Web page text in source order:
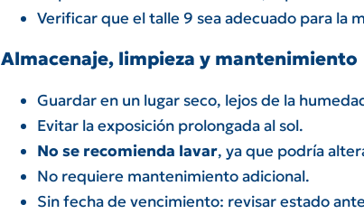
Verificar que el talle 9 sea adecuado para la
Almacenaje, limpieza y mantenimiento
Guardar en un lugar seco, lejos de la
Evitar la exposición prolongada al sol.
No se recomienda lavar, ya que podría
No requiere mantenimiento adicional.
Sin fecha de vencimiento: revisar estado